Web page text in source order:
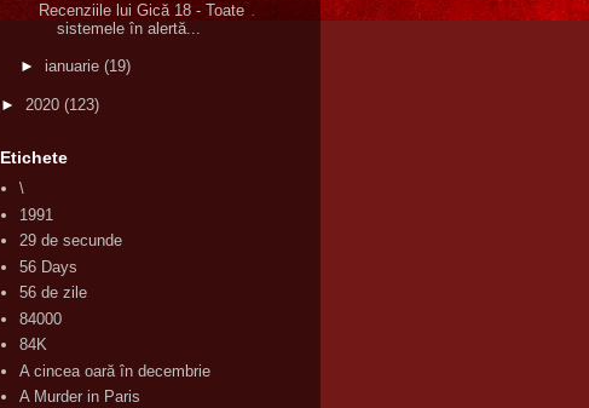
Recenziile lui Gică 18 - Toate
sistemele în alertă...
► ianuarie (19)
► 2020 (123)
Etichete
\
1991
29 de secunde
56 Days
56 de zile
84000
84K
A cincea oară în decembrie
A Murder in Paris